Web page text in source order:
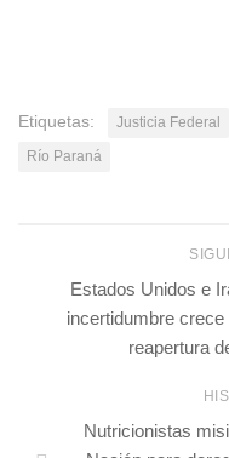
Etiquetas: Justicia Federal
Río Paraná
Estados Unidos e
incertidumbre
reapertura
Nutricionistas